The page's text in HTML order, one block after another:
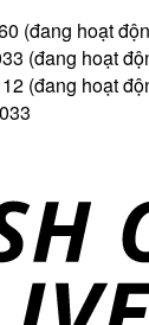
(đang hoạt
(đang hoạt
(đang hoạt